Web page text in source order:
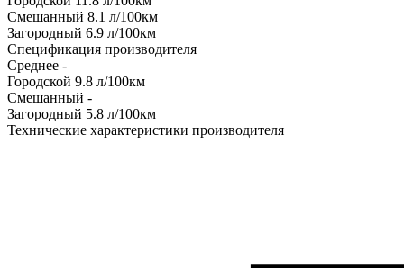
Смешанный 8.1 л/100км
Загородный 6.9 л/100км
Спецификация производителя
Среднее -
Городской 9.8 л/100км
Смешанный -
Загородный 5.8 л/100км
Технические характеристики производителя